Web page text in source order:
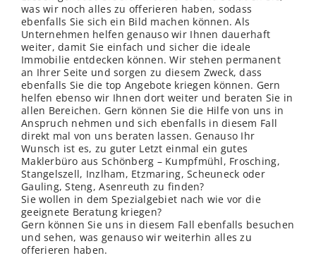
was wir noch alles zu offerieren haben, sodass
ebenfalls Sie sich ein Bild machen können. Als
Unternehmen helfen genauso wir Ihnen dauerhaft
weiter, damit Sie einfach und sicher die ideale
Immobilie entdecken können. Wir stehen permanent
an Ihrer Seite und sorgen zu diesem Zweck, dass
ebenfalls Sie die top Angebote kriegen können. Gern
helfen ebenso wir Ihnen dort weiter und beraten Sie in
allen Bereichen. Gern können Sie die Hilfe von uns in
Anspruch nehmen und sich ebenfalls in diesem Fall
direkt mal von uns beraten lassen. Genauso Ihr
Wunsch ist es, zu guter Letzt einmal ein gutes
Maklerbüro aus Schönberg – Kumpfmühl, Frosching,
Stangelszell, Inzlham, Etzmaring, Scheuneck oder
Gauling, Steng, Asenreuth zu finden?
Sie wollen in dem Spezialgebiet nach wie vor die
geeignete Beratung kriegen?
Gern können Sie uns in diesem Fall ebenfalls besuchen
und sehen, was genauso wir weiterhin alles zu
offerieren haben.